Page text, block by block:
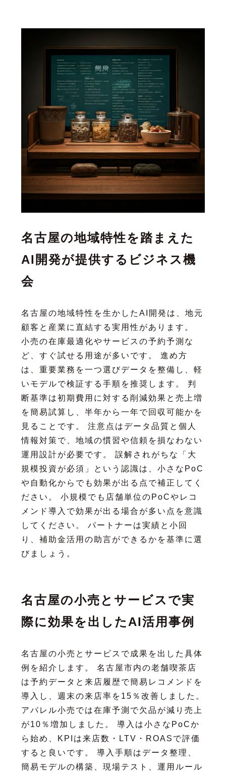
名古屋の地域特性を踏まえた
AI開発が提供するビジネス機
会
名古屋の地域特性を生かしたAI開発は、地元
顧客と産業に直結する実用性があります。
小売の在庫最適化やサービスの予約予測な
ど、すぐ試せる用途が多いです。 進め方
は、重要業務を一つ選びデータを整備し、軽
いモデルで検証する手順を推奨します。 判
断基準は初期費用に対する削減効果と売上増
を簡易試算し、半年から一年で回収可能かを
見ることです。 注意点はデータ品質と個人
情報対策で、地域の慣習や信頼を損なわない
運用設計が必要です。 誤解されがちな「大
規模投資が必須」という認識は、小さなPoC
や自動化からでも効果が出る点で補正してく
ださい。 小規模でも店舗単位のPoCやレコ
メンド導入で効果が出る場合が多い点を意識
してください。 パートナーは実績と小回
り、補助金活用の助言ができるかを基準に選
びましょう。
名古屋の小売とサービスで実
際に効果を出したAI活用事例
名古屋の小売とサービスで成果を出した具体
例を紹介します。 名古屋市内の老舗喫茶店
は予約データと来店履歴で簡易レコメンドを
導入し、週末の来店率を15％改善しました。
アパレル小売では在庫予測で欠品が減り売上
が10％増加しました。 導入は小さなPoCか
ら始め、KPIは来店数・LTV・ROASで評価
すると良いです。 導入手順はデータ整理、
簡易モデルの構築、現場テスト、運用ルール